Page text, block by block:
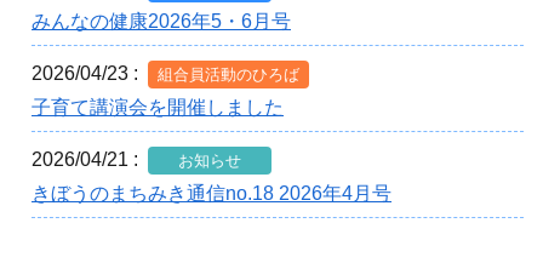
みんなの健康2026年5・6月号
2026/04/23 : 組合員活動のひろば
子育て講演会を開催しました
2026/04/21 : お知らせ
きぼうのまちみき通信no.18 2026年4月号